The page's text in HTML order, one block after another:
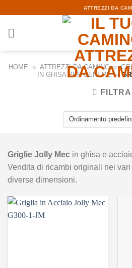
content
ATTREZZI DA
HOME » ATTREZZI DA CAMINO »
IN GHISA PER CENERE »
FILTRA
Griglie Jolly Mec in ghisa e
Vendita di ricambi originali nei
diverse dimensioni.